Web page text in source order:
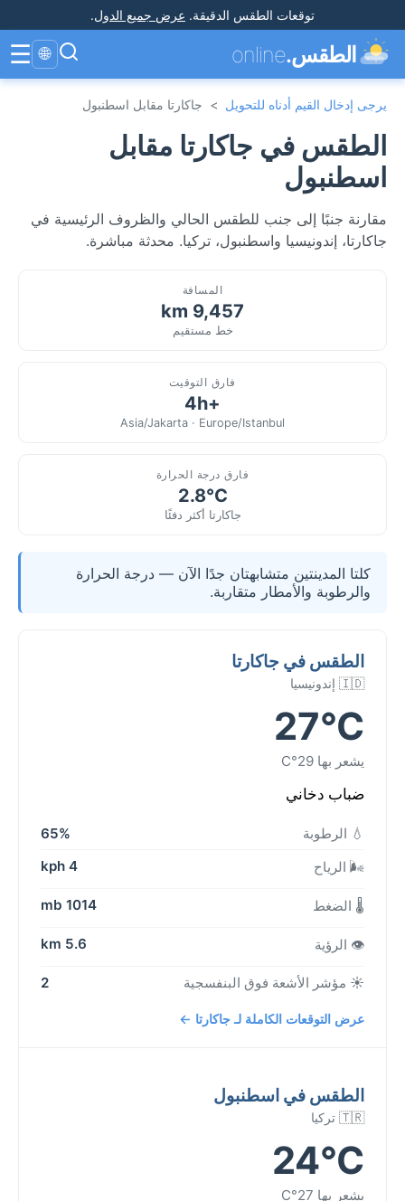
توقعات الطقس الدقيقة. عرض جميع الدول.
الطقس.online
🌐
☰
يرجى إدخال القيم أدناه للتحويل > جاكارتا مقابل اسطنبول
الطقس في جاكارتا مقابل
اسطنبول
مقارنة جنبًا إلى جنب للطقس الحالي والظروف الرئيسية في
جاكارتا، إندونيسيا واسطنبول، تركيا. محدثة مباشرة.
المسافة
9,457 km
خط مستقيم
فارق التوقيت
+4h
Asia/Jakarta · Europe/Istanbul
فارق درجة الحرارة
2.8°C
جاكارتا أكثر دفئًا
كلتا المدينتين متشابهتان جدًا الآن — درجة الحرارة
والرطوبة والأمطار متقاربة.
الطقس في جاكارتا
🇮🇩 إندونيسيا
27°C
يشعر بها 29°C
ضباب دخاني
💧 الرطوبة
65%
🌬️ الرياح
4 kph
🌡️ الضغط 1014 mb
👁️ الرؤية 5.6 km
☀️ مؤشر الأشعة فوق البنفسجية 2
عرض التوقعات الكاملة لـ جاكارتا ←
الطقس في اسطنبول
🇹🇷 تركيا
24°C
يشعر بها 27°C